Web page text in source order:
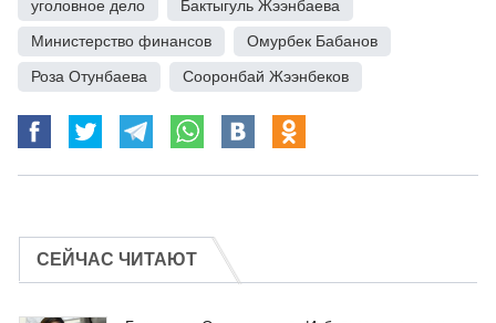
уголовное дело
Бактыгуль Жээнбаева
Министерство финансов
Омурбек Бабанов
Роза Отунбаева
Сооронбай Жээнбеков
СЕЙЧАС ЧИТАЮТ